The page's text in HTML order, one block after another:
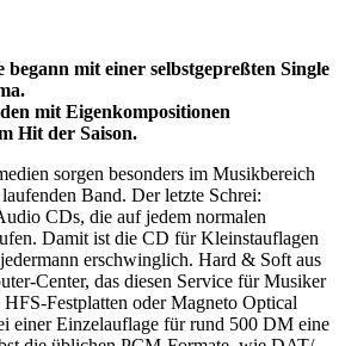
mit einer selbstgepreßten Single
mit Eigenkompositionen
Hit der Saison.
sorgen besonders im Musikbereich
Band. Der letzte Schrei:
CDs, die auf jedem normalen
Damit ist die CD für Kleinstauflagen
erschwinglich. Hard & Soft aus
Center, das diesen Service für Musiker
Festplatten oder Magneto Optical
einer Einzelauflage für rund 500 DM eine